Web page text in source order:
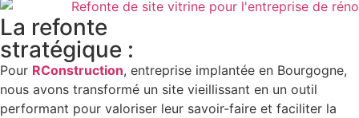
La refonte
stratégique :
Pour RConstruction, entreprise implantée en Bourgogne,
nous avons transformé un site vieillissant en un outil
performant pour valoriser leur savoir-faire et faciliter la